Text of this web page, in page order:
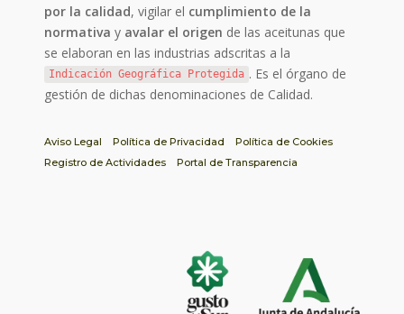
por la calidad, vigilar el cumplimiento de la
normativa y avalar el origen de las aceitunas que
se elaboran en las industrias adscritas a la
Indicación Geográfica Protegida . Es el órgano de
gestión de dichas denominaciones de Calidad.
Aviso Legal Política de Privacidad
Política de Cookies
Registro de Actividades
Portal de Transparencia